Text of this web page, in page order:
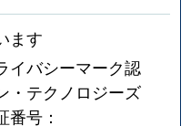
ます
イバシーマーク認
・テクノロジーズ
番号：